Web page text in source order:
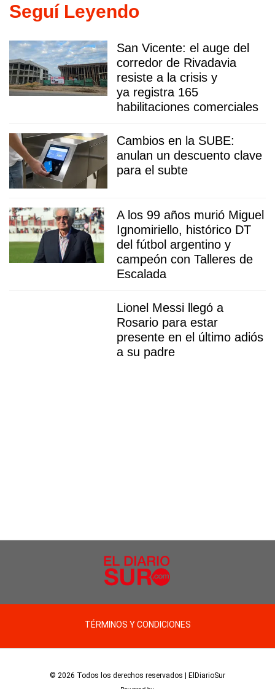
Seguí Leyendo
San Vicente: el auge del
corredor de Rivadavia
resiste a la crisis y
ya registra 165
habilitaciones comerciales
Cambios en la SUBE:
anulan un descuento clave
para el subte
A los 99 años murió Miguel
Ignomiriello, histórico DT
del fútbol argentino y
campeón con Talleres de
Escalada
Lionel Messi llegó a
Rosario para estar
presente en el último adiós
a su padre
TÉRMINOS Y CONDICIONES
© 2026 Todos los derechos reservados | ElDiarioSur